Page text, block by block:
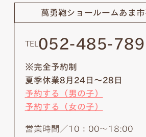
萬勇鞄ショールームあま
TEL 052-485-
※完全予約制
夏季休業8月24日～28日
予約する（男の子）
予約する（女の子）
営業時間／10：00～18:00